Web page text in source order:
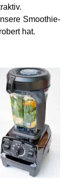
Smoothie-
hat.